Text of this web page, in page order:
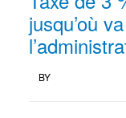
jusqu’où
BY